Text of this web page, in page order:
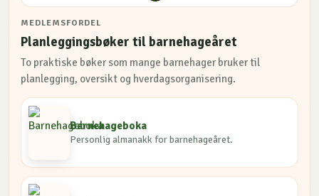
MEDLEMSFORDEL
Planleggingsbøker til barnehageåret
To praktiske bøker som mange barnehager bruker til
planlegging, oversikt og hverdagsorganisering.
Barnehageboka
Personlig almanakk for barnehageåret.